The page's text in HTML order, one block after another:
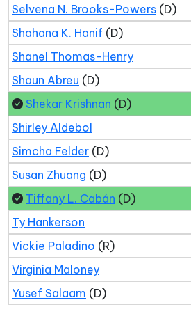
Selvena N. Brooks-Powers (D)
Shahana K. Hanif (D)
Shanel Thomas-Henry
Shaun Abreu (D)
Shekar Krishnan (D)
Shirley Aldebol
Simcha Felder (D)
Susan Zhuang (D)
Tiffany L. Cabán (D)
Ty Hankerson
Vickie Paladino (R)
Virginia Maloney
Yusef Salaam (D)